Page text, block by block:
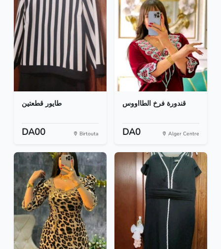
طايور قطعتين
DA00 Birtouta
قندورة فرخ الطااووس
DA0 Alger Centre